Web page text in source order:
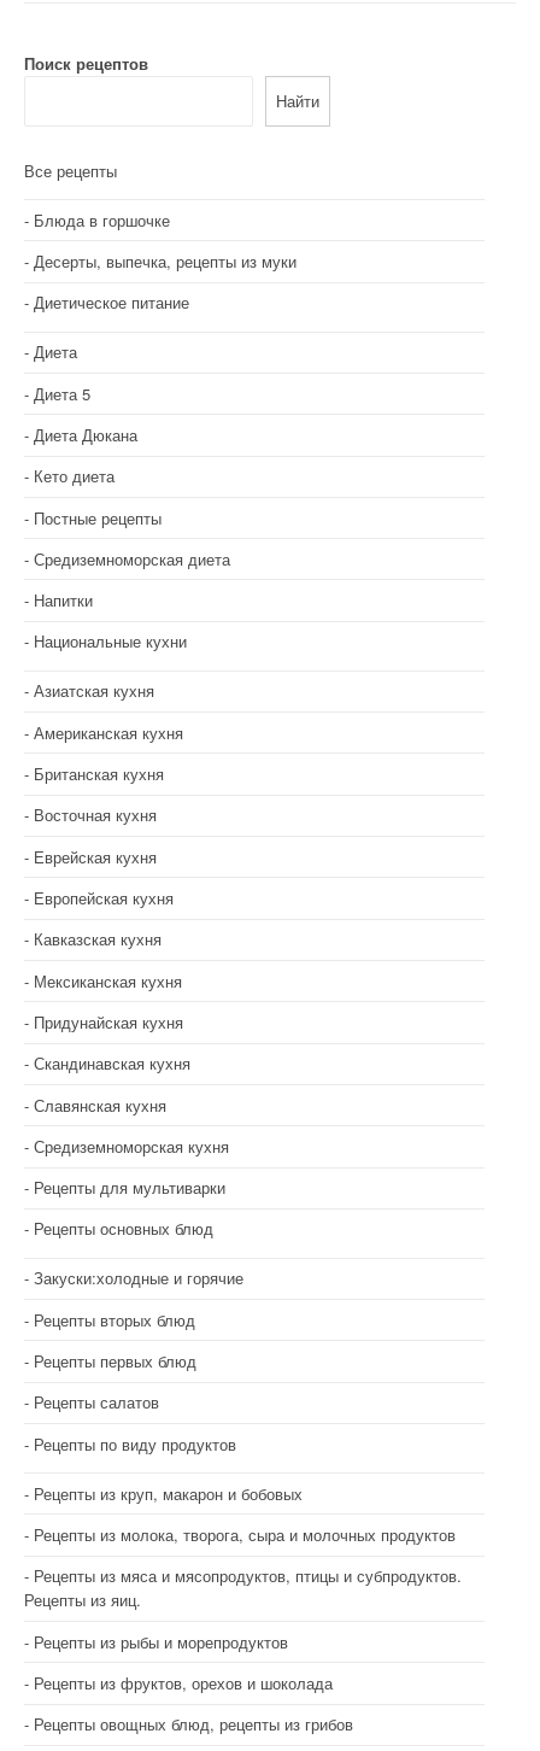
Поиск рецептов
Найти
Все рецепты
Блюда в горшочке
Десерты, выпечка, рецепты из муки
Диетическое питание
Диета
Диета 5
Диета Дюкана
Кето диета
Постные рецепты
Средиземноморская диета
Напитки
Национальные кухни
Азиатская кухня
Американская кухня
Британская кухня
Восточная кухня
Еврейская кухня
Европейская кухня
Кавказская кухня
Мексиканская кухня
Придунайская кухня
Скандинавская кухня
Славянская кухня
Средиземноморская кухня
Рецепты для мультиварки
Рецепты основных блюд
Закуски:холодные и горячие
Рецепты вторых блюд
Рецепты первых блюд
Рецепты салатов
Рецепты по виду продуктов
Рецепты из круп, макарон и бобовых
Рецепты из молока, творога, сыра и молочных продуктов
Рецепты из мяса и мясопродуктов, птицы и субпродуктов.
Рецепты из яиц.
Рецепты из рыбы и морепродуктов
Рецепты из фруктов, орехов и шоколада
Рецепты овощных блюд, рецепты из грибов